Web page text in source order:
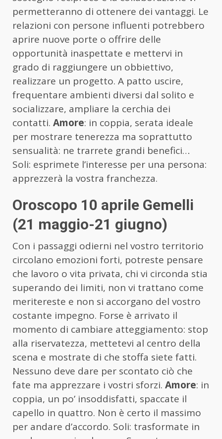
permetteranno di ottenere dei vantaggi. Le
relazioni con persone influenti potrebbero
aprire nuove porte o offrire delle
opportunità inaspettate e mettervi in
grado di raggiungere un obbiettivo,
realizzare un progetto. A patto uscire,
frequentare ambienti diversi dal solito e
socializzare, ampliare la cerchia dei
contatti. Amore: in coppia, serata ideale
per mostrare tenerezza ma soprattutto
sensualità: ne trarrete grandi benefici…
Soli: esprimete l’interesse per una persona:
apprezzerà la vostra franchezza.
Oroscopo 10 aprile Gemelli
(21 maggio-21 giugno)
Con i passaggi odierni nel vostro territorio
circolano emozioni forti, potreste pensare
che lavoro o vita privata, chi vi circonda stia
superando dei limiti, non vi trattano come
meritereste e non si accorgano del vostro
costante impegno. Forse è arrivato il
momento di cambiare atteggiamento: stop
alla riservatezza, mettetevi al centro della
scena e mostrate di che stoffa siete fatti.
Nessuno deve dare per scontato ciò che
fate ma apprezzare i vostri sforzi. Amore: in
coppia, un po’ insoddisfatti, spaccate il
capello in quattro. Non è certo il massimo
per andare d’accordo. Soli: trasformate in